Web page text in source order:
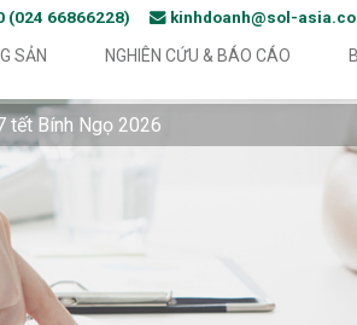
(024 66866228) kinhdoanh@sol-
SẢN
NGHIÊN CỨU & BÁO CÁO
tết Bính Ngọ 2026